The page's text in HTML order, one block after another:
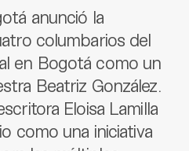
anunció la
columbarios del
en Bogotá como un
Beatriz González.
Eloisa Lamilla
como una iniciativa